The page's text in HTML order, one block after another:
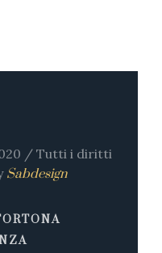
/ Tutti i diritti
Sabdesign